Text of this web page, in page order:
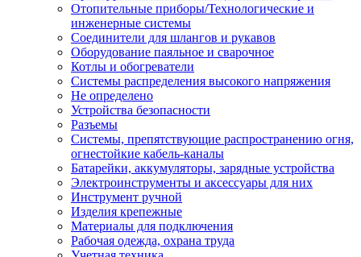
Отопительные приборы/Технологические и
инженерные системы
Соединители для шлангов и рукавов
Оборудование паяльное и сварочное
Котлы и обогреватели
Системы распределения высокого напряжения
Не определено
Устройства безопасности
Разъемы
Системы, препятствующие распространению огня,
огнестойкие кабель-каналы
Батарейки, аккумуляторы, зарядные устройства
Электроинструменты и аксессуары для них
Инструмент ручной
Изделия крепежные
Материалы для подключения
Рабочая одежда, охрана труда